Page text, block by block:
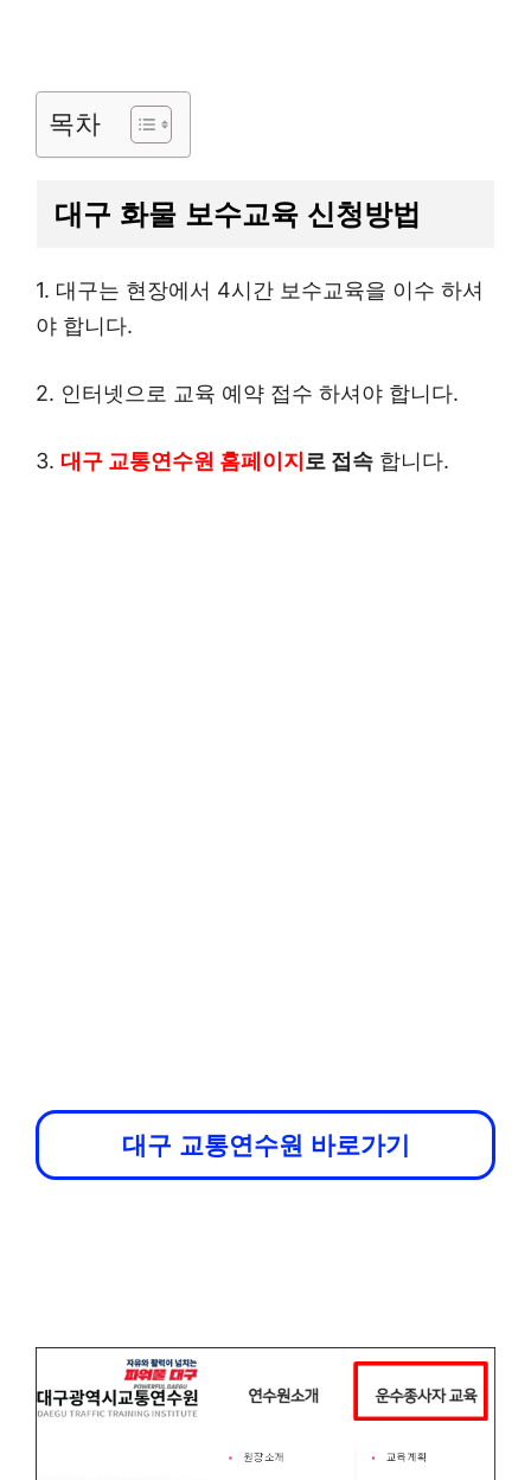
목차
대구 화물 보수교육 신청방법
1. 대구는 현장에서 4시간 보수교육을 이수 하셔
야 합니다.
2. 인터넷으로 교육 예약 접수 하셔야 합니다.
3. 대구 교통연수원 홈페이지 로 접속 합니다.
대구 교통연수원 바로가기